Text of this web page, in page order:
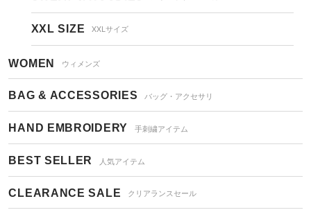
XXL SIZE XXLサイズ
WOMEN ウィメンズ
BAG & ACCESSORIES バッグ・アクセサリ
HAND EMBROIDERY 手刺繍アイテム
BEST SELLER 人気アイテム
CLEARANCE SALE クリアランスセール